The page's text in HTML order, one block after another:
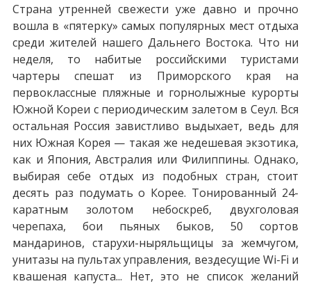
Страна утренней свежести уже давно и прочно
вошла в «пятерку» самых популярных мест отдыха
среди жителей нашего Дальнего Востока. Что ни
неделя, то набитые российскими туристами
чартеры спешат из Приморского края на
первоклассные пляжные и горнолыжные курорты
Южной Кореи с периодическим залетом в Сеул. Вся
остальная Россия завистливо выдыхает, ведь для
них Южная Корея — такая же недешевая экзотика,
как и Япония, Австралия или Филиппины. Однако,
выбирая себе отдых из подобных стран, стоит
десять раз подумать о Корее. Тонированный 24-
каратным золотом небоскреб, двухголовая
черепаха, бои пьяных быков, 50 сортов
мандаринов, старухи-ныряльщицы за жемчугом,
унитазы на пультах управления, вездесущие Wi-Fi и
квашеная капуcта... Нет, это не список желаний